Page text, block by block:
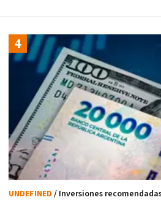
UNDEFINED / Inversiones